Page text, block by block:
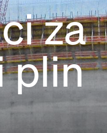
za
plin